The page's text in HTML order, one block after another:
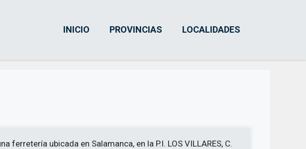
INICIO PROVINCIAS LOCALIDADES
ferretería ubicada en Salamanca, en la P.I. LOS VILLARES, C.